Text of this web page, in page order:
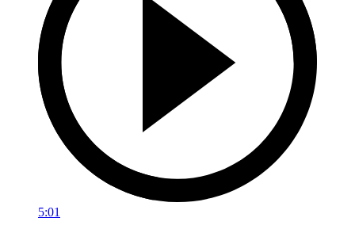
5:01